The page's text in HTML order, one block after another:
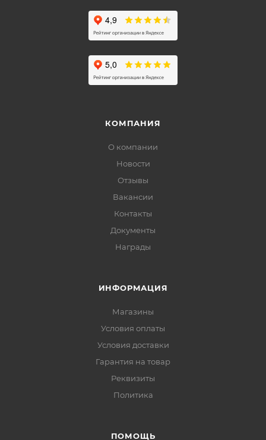
КОМПАНИЯ
О компании
Новости
Отзывы
Вакансии
Контакты
Документы
Награды
ИНФОРМАЦИЯ
Магазины
Условия оплаты
Условия доставки
Гарантия на товар
Реквизиты
Политика
ПОМОЩЬ